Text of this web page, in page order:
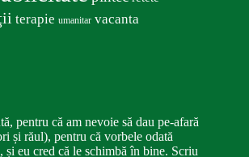
terapie umanitar vacanta
pentru că am nevoie să dau pe-afară
și răul), pentru că vorbele odată
și eu cred că le schimbă în bine. Scriu